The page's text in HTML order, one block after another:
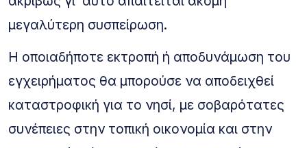
μεγαλύτερη συσπείρωση.
Η οποιαδήποτε εκτροπή ή αποδυνάμωση του
εγχειρήματος θα μπορούσε να αποδειχθεί
καταστροφική για το νησί, με σοβαρότατες
συνέπειες στην τοπική οικονομία και στην